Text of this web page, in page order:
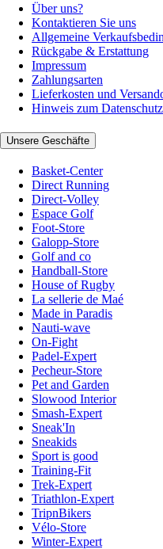
Über uns?
Kontaktieren Sie uns
Allgemeine
Rückgabe & Erstattung
Impressum
Zahlungsarten
Lieferkosten und
Hinweis zum Datenschutz
Unsere Geschäfte
Basket-Center
Direct Running
Direct-Volley
Espace Golf
Foot-Store
Galopp-Store
Golf and co
Handball-Store
House of Rugby
La sellerie de Maé
Made in Paradis
Nauti-wave
On-Fight
Padel-Expert
Pecheur-Store
Pet and Garden
Slowood Interior
Smash-Expert
Sneak'In
Sneakids
Sport is good
Training-Fit
Trek-Expert
Triathlon-Expert
TripnBikers
Vélo-Store
Winter-Expert